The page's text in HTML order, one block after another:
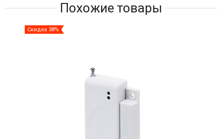
Похожие товары
Скидка 38%